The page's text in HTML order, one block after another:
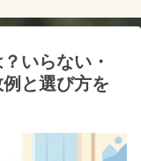
いらない・
と選び方を